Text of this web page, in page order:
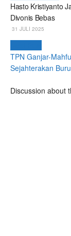
Hasto Kristiyanto
Divonis Bebas
31 JULI 2025
TPN Ganjar-
Sejahterakan
Discussion about